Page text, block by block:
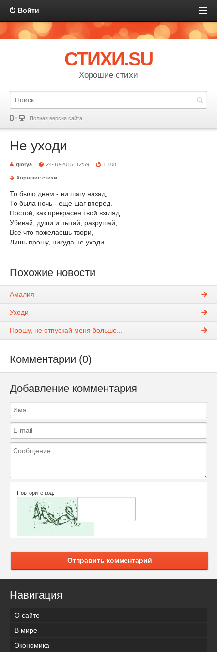
Войти
СТИХИ.SU
Хорошие стихи
Полная версия сайта
Не уходи
glorya 24-10-2015, 12:59 1 108
Хорошие стихи
То было днем - ни шагу назад,
То была ночь - еще шаг вперед.
Постой, как прекрасен твой взгляд...
Убивай, души и пытай, разрушай,
Все что пожелаешь твори,
Лишь прошу, никуда не уходи...
Похожие новости
Амалия
Уходи
Прошу, не отпускай меня больше...
Комментарии (0)
Добавление комментария
Повторите код:
Отправить комментарий
Навигация
О сайте
В мире
Экономика